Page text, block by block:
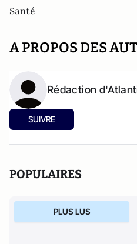
Santé
A PROPOS DES
Rédaction
SUIVRE
POPULAIRES
PLUS LUS